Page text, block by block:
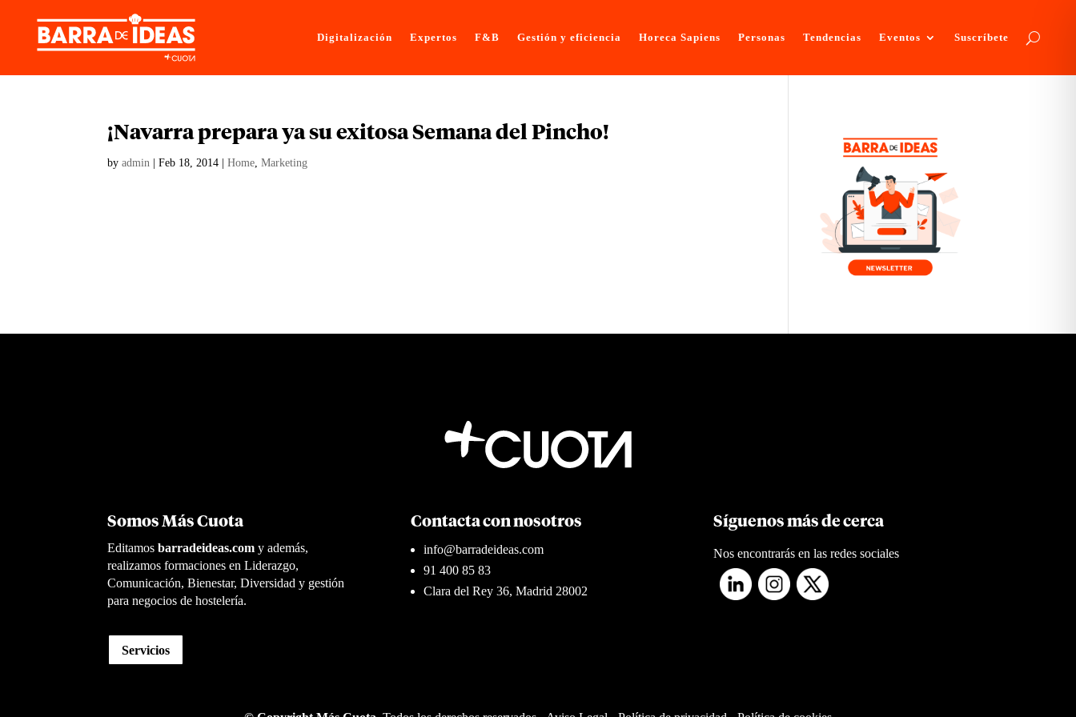
Digitalización Expertos F&B Gestión y eficiencia Horeca Sapiens Personas Tendencias Eventos Suscríbete
¡Navarra prepara ya su exitosa Semana del Pincho!
byadmin |Feb 18, 2014 |Home,Marketing
Somos Más Cuota
Editamos barradeideas.comy además,
realizamos formaciones en Liderazgo,
Comunicación, Bienestar, Diversidad y gestión
para negocios de hostelería.
Servicios
Contacta con nosotros
info@barradeideas.com
91 400 85 83
Clara del Rey 36, Madrid 28002
Síguenos más de cerca
Nos encontrarás en las redes sociales